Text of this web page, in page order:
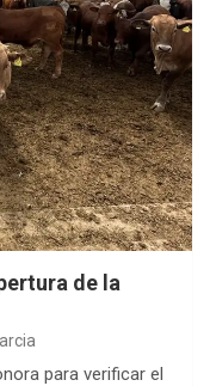
de la
para verificar el